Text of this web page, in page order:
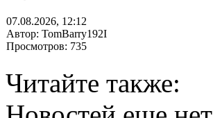
07.08.2026, 12:12
Автор: TomBarry192I
Просмотров: 735
Читайте также: